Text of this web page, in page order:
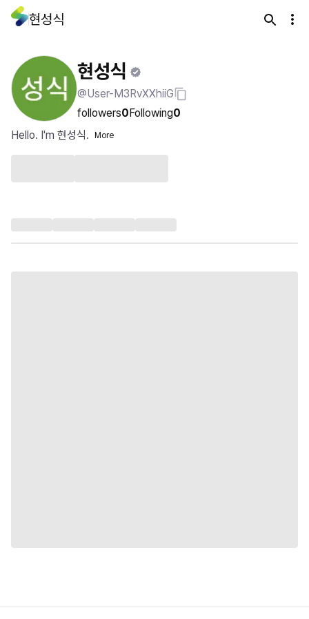
현성식
현성식
@User-M3RvXXhiiG
followers0Following0
Hello. I'm 현성식.
More